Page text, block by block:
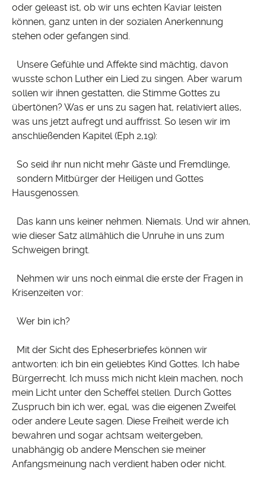
oder geleast ist, ob wir uns echten Kaviar leisten
können, ganz unten in der sozialen Anerkennung
stehen oder gefangen sind.
Unsere Gefühle und Affekte sind mächtig, davon
wusste schon Luther ein Lied zu singen. Aber warum
sollen wir ihnen gestatten, die Stimme Gottes zu
übertönen? Was er uns zu sagen hat, relativiert alles,
was uns jetzt aufregt und auffrisst. So lesen wir im
anschließenden Kapitel (Eph 2,19):
So seid ihr nun nicht mehr Gäste und Fremdlinge,
sondern Mitbürger der Heiligen und Gottes
Hausgenossen.
Das kann uns keiner nehmen. Niemals. Und wir ahnen,
wie dieser Satz allmählich die Unruhe in uns zum
Schweigen bringt.
Nehmen wir uns noch einmal die erste der Fragen in
Krisenzeiten vor:
Wer bin ich?
Mit der Sicht des Epheserbriefes können wir
antworten: ich bin ein geliebtes Kind Gottes. Ich habe
Bürgerrecht. Ich muss mich nicht klein machen, noch
mein Licht unter den Scheffel stellen. Durch Gottes
Zuspruch bin ich wer, egal, was die eigenen Zweifel
oder andere Leute sagen. Diese Freiheit werde ich
bewahren und sogar achtsam weitergeben,
unabhängig ob andere Menschen sie meiner
Anfangsmeinung nach verdient haben oder nicht.